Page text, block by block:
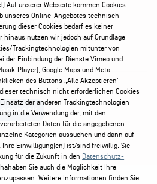
FAQ / Hilfe
Callback-Service
60
unserer Webseite kommen Cookies
unseres Online-Angebotes technisch
dieser Cookies bedarf es keiner
hinaus nutzen wir jedoch auf Grundlage
Trackingtechnologien mitunter von
der Einbindung der Dienste Vimeo und
Player), Google Maps und Meta
des Buttons „Alle Akzeptieren“
technisch nicht erforderlichen Cookies
der anderen Trackingtechnologien
in die Verwendung der, mit den
Daten für die angegebenen
Kategorien aussuchen und dann auf
Ihre Einwilligung(en) ist/sind freiwillig. Sie
für die Zukunft in den Datenschutz-
Sie auch die Möglichkeit Ihre
Weitere Informationen finden Sie